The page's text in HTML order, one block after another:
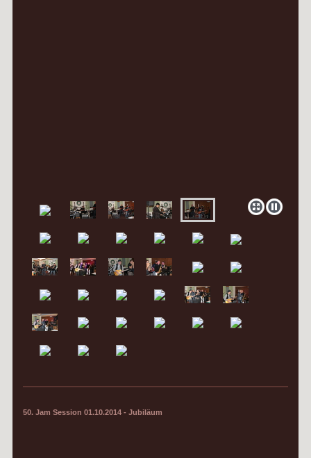
50. Jam Session 01.10.2014 - Jubiläum